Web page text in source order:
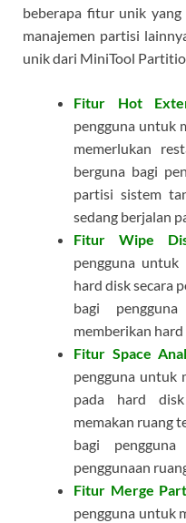
beberapa fitur unik
manajemen partisi
unik dari MiniTool
Fitur Hot
pengguna untuk
memerlukan
berguna bagi
partisi sistem
sedang berjalan
Fitur Wipe
pengguna untuk
hard disk secara
bagi
memberikan
Fitur Space
pengguna untuk
pada hard
memakan ruang
bagi
penggunaan
Fitur Merge
pengguna untuk